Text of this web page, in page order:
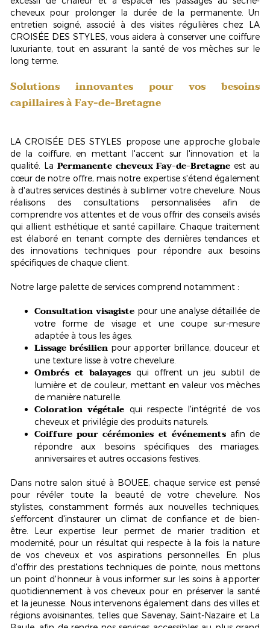
cheveux pour prolonger la durée de la permanente. Un
entretien soigné, associé à des visites régulières chez LA
CROISÉE DES STYLES, vous aidera à conserver une coiffure
luxuriante, tout en assurant la santé de vos mèches sur le
long terme.
Solutions innovantes pour vos besoins
capillaires à Fay-de-Bretagne
LA CROISÉE DES STYLES propose une approche globale
de la coiffure, en mettant l'accent sur l'innovation et la
qualité. La Permanente cheveux Fay-de-Bretagne est au
cœur de notre offre, mais notre expertise s'étend également
à d'autres services destinés à sublimer votre chevelure. Nous
réalisons des consultations personnalisées afin de
comprendre vos attentes et de vous offrir des conseils avisés
qui allient esthétique et santé capillaire. Chaque traitement
est élaboré en tenant compte des dernières tendances et
des innovations techniques pour répondre aux besoins
spécifiques de chaque client.
Notre large palette de services comprend notamment :
Consultation visagistepour une analyse détaillée de
votre forme de visage et une coupe sur-mesure
adaptée à tous les âges.
Lissage brésilien pour apporter brillance, douceur et
une texture lisse à votre chevelure.
Ombrés et balayagesqui offrent un jeu subtil de
lumière et de couleur, mettant en valeur vos mèches
de manière naturelle.
Coloration végétale qui respecte l'intégrité de vos
cheveux et privilégie des produits naturels.
Coiffure pour cérémonies et événementsafin de
répondre aux besoins spécifiques des mariages,
anniversaires et autres occasions festives.
Dans notre salon situé à BOUEE, chaque service est pensé
pour révéler toute la beauté de votre chevelure. Nos
stylistes, constamment formés aux nouvelles techniques,
s'efforcent d'instaurer unclimat de confiance et de bien-
être. Leur expertise leur permet de marier tradition et
modernité, pour un résultat qui respecte à la fois la nature
de vos cheveux et vos aspirations personnelles. En plus
d'offrir des prestations techniques de pointe, nous mettons
un point d'honneur à vous informer sur les soins à apporter
quotidiennement à vos cheveux pour en préserver la santé
et la jeunesse. Nous intervenons également dans des villes et
régions avoisinantes, telles que Savenay, Saint-Nazaire et La